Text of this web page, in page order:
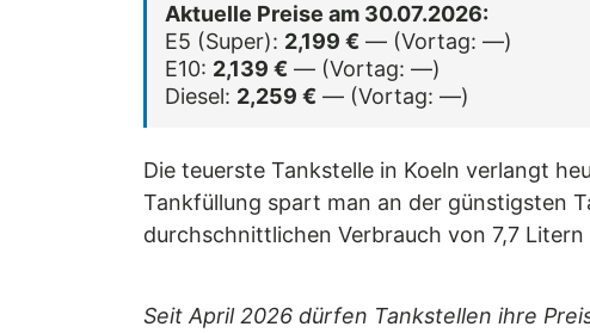
Aktuelle Preise am 30.07.2026:
E5 (Super): 2,199 € — (Vortag: —)
E10: 2,139 € — (Vortag: —)
Diesel: 2,259 € — (Vortag: —)
Die teuerste Tankstelle in Koeln verlangt
Tankfüllung spart man an der günstigsten
durchschnittlichen Verbrauch von 7,7
Seit April 2026 dürfen Tankstellen ihre